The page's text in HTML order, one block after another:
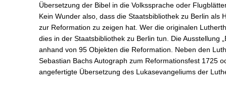
Übersetzung der Bibel in die Volkssprache oder
Kein Wunder also, dass die Staatsbibliothek zu Berlin als
zur Reformation zu zeigen hat. Wer die originalen
dies in der Staatsbibliothek zu Berlin tun. Die Ausstellung
anhand von 95 Objekten die Reformation. Neben den
Sebastian Bachs Autograph zum Reformationsfest 1725
angefertigte Übersetzung des Lukasevangeliums der